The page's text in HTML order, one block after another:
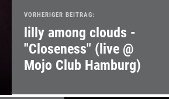
VORHERIGER BEITRAG:
lilly among clouds -
"Closeness" (live @
Mojo Club Hamburg)